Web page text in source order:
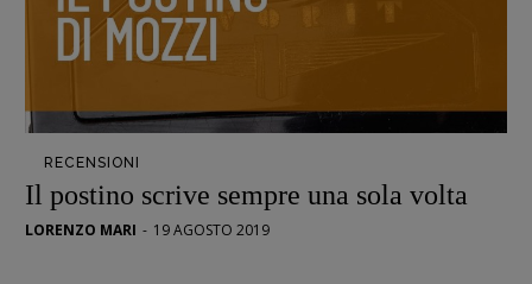
RECENSIONI
Il postino scrive sempre una sola volta
LORENZO MARI - 19 AGOSTO 2019